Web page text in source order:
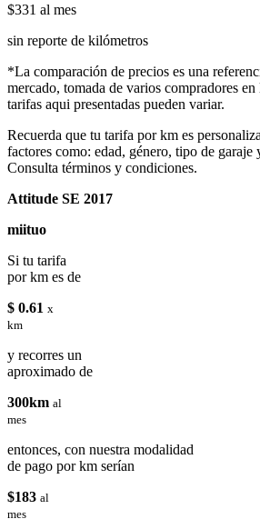
$331 al mes
sin reporte de kilómetros
*La comparación de precios es una
mercado, tomada de varios compradores
tarifas aqui presentadas pueden variar.
Recuerda que tu tarifa por km es
factores como: edad, género, tipo de garaje
Consulta términos y condiciones.
Attitude SE 2017
miituo
Si tu tarifa
por km es de
$ 0.61 x
km
y recorres un
aproximado de
300km al
mes
entonces, con nuestra modalidad
de pago por km serían
$183 al
mes